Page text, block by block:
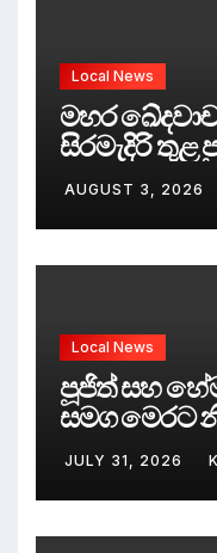
Local News
මහර
සිරමැදිරි තුළ
පලිගැනීමේ
AUGUST 3, 2026
Local News
පූජිත් සහ
සමග මෙරට
ඇත්තේ
JULY 31, 2026